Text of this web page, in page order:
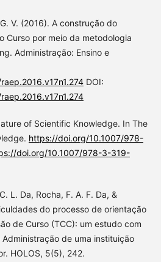
V. (2016). A construção do
Curso por meio da metodologia
Administração: Ensino e
DOI:
of Scientific Knowledge. In The
https://doi.org/10.1007/978-
doi.org/10.1007/978-3-319-
L. Da, Rocha, F. A. F. Da, &
do processo de orientação
de Curso (TCC): um estudo com
de uma instituição
HOLOS, 5(5), 242.